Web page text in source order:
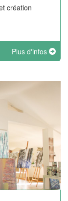
création
Plus d'infos